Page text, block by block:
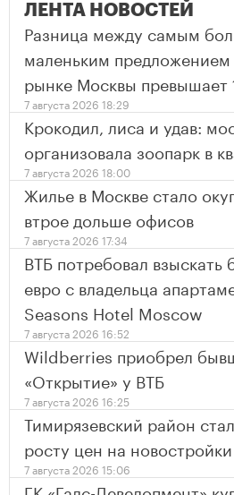
ЛЕНТА НОВОСТЕЙ
Разница между самым
маленьким
рынке Москвы превышает
7 августа 2026 18:29
Крокодил, лиса и удав:
организовала зоопарк в
7 августа 2026 18:00
Жилье в Москве стало
втрое дольше офисов
7 августа 2026 17:34
ВТБ потребовал взыскать
евро с владельца
Seasons Hotel Moscow
7 августа 2026 16:52
Wildberries приобрел
«Открытие» у ВТБ
7 августа 2026 16:25
Тимирязевский район
росту цен на
7 августа 2026 15:06